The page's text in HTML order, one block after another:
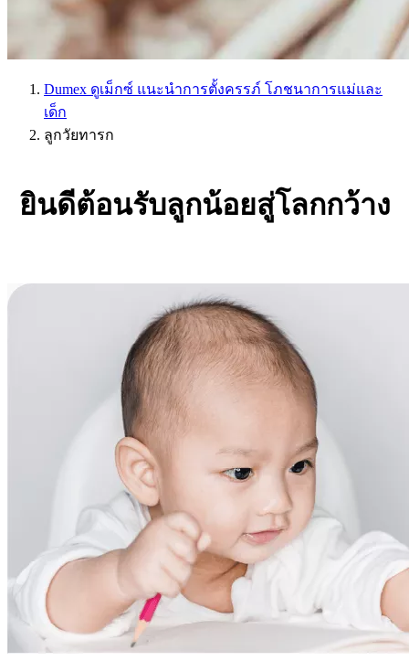
Dumex ดูเม็กซ์ แนะนำการตั้งครรภ์ โภชนาการแม่และ
เด็ก
ลูกวัยทารก
ยินดีต้อนรับลูกน้อยสู่โลกกว้าง​